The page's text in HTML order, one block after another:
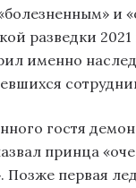
и
разведки 2021
именно
гостя
принца
Позже первая